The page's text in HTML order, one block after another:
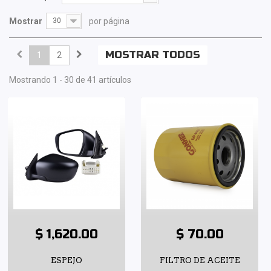
Mostrar 30 por página
MOSTRAR TODOS
1 2
Mostrando 1 - 30 de 41 artículos
$ 1,620.00
ESPEJO
$ 70.00
FILTRO DE ACEITE